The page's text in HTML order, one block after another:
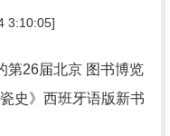
3:10:05]
26届北京 图书博览
史》西班牙语版新书